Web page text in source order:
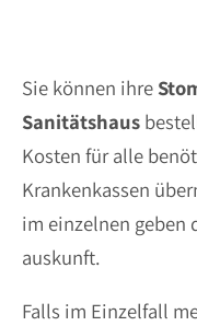
Sie können ihre
Sanitätshaus
Kosten für alle
Krankenkassen
im einzelnen geben
auskunft.
Falls im Einzelfall